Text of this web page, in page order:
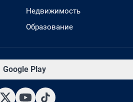
Недвижимость
Образование
Google Play